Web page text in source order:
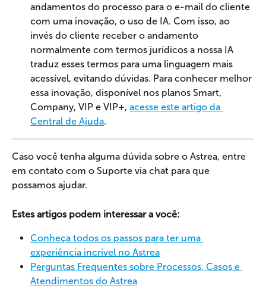
andamentos do processo para o e-mail do cliente
com uma inovação, o uso de IA. Com isso, ao
invés do cliente receber o andamento
normalmente com termos jurídicos a nossa IA
traduz esses termos para uma linguagem mais
acessível, evitando dúvidas. Para conhecer melhor
essa inovação, disponível nos planos Smart,
Company, VIP e VIP+, acesse este artigo da
Central de Ajuda.
Caso você tenha alguma dúvida sobre o Astrea, entre
em contato com o Suporte via chat para que
possamos ajudar.
Estes artigos podem interessar a você:
Conheça todos os passos para ter uma
experiência incrível no Astrea
Perguntas Frequentes sobre Processos, Casos e
Atendimentos do Astrea